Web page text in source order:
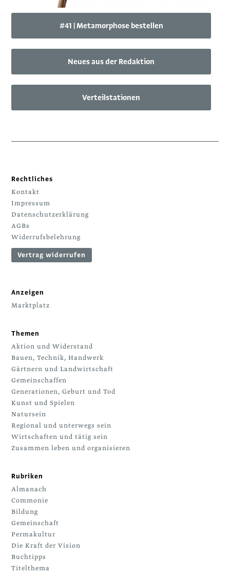
#41 | Metamorphose bestellen
Neues aus der Redaktion
Verteilstationen
Rechtliches
Kontakt
Impressum
Datenschutzerklärung
AGBs
Widerrufsbelehrung
Vertrag widerrufen
Anzeigen
Marktplatz
Themen
Aktion und Widerstand
Bauen, Technik, Handwerk
Gärtnern und Landwirtschaft
Gemeinschaffen
Generationen, Geburt und Tod
Kunst und Spielen
Natursein
Regional und unterwegs sein
Wirtschaften und tätig sein
Zusammen leben und organisieren
Rubriken
Almanach
Commonie
Bildung
Gemeinschaft
Permakultur
Die Kraft der Vision
Buchtipps
Titelthema